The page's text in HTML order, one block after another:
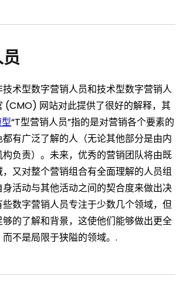
术型数字营销人员和技术型数字营销人
(CMO) 网站对此提供了很好的解释，其
“T型营销人员”指的是对营销各个要素的
有广泛了解的人（无论其他部分是由内
负责）。未来，优秀的营销团队将由既
又对整个营销组合有全面理解的人员组
活动与其他活动之间的契合度来做出决
数字营销人员专注于少数几个领域，但
的了解和背景，这使他们能够做出更全
不是局限于狭隘的领域。.